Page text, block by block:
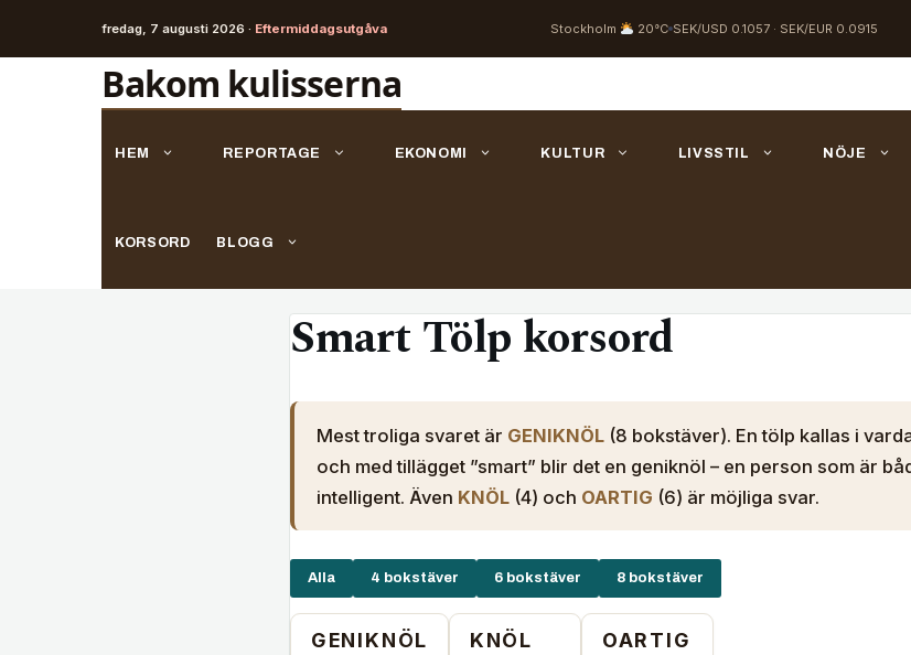
fredag, 7 augusti 2026 · Eftermiddagsutgåva Stockholm 20°C SEK/USD 0.1057 · SEK/EUR 0.0915
Bakom kulisserna
HEM REPORTAGE EKONOMI KULTUR LIVSSTIL NÖJE
KORSORD BLOGG
Smart Tölp korsord
Mest troliga svaret är GENIKNÖL(8 bokstäver). En tölp kallas i
och med tillägget ”smart” blir det en geniknöl – en person som är
intelligent. Även KNÖL(4) och OARTIG (6) är möjliga svar.
Alla 4 bokstäver 6 bokstäver 8 bokstäver
GENIKNÖL KNÖL OARTIG